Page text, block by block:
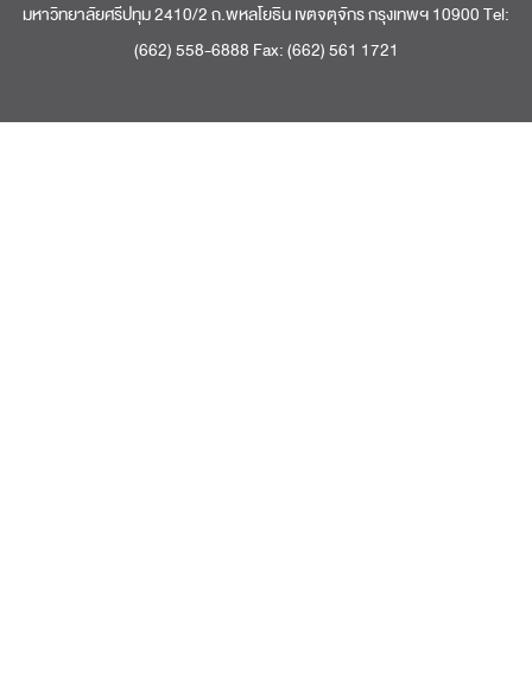
มหาวิทยาลัยศรีปทุม 2410/2 ถ.พหลโยธิน เขตจตุจักร กรุงเทพฯ 10900 Tel:
(662) 558-6888 Fax: (662) 561 1721